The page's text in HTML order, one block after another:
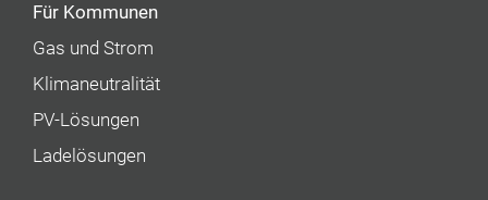
Für Kommunen
Gas und Strom
Klimaneutralität
PV-Lösungen
Ladelösungen